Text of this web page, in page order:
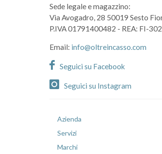
Sede legale e magazzino:
Via Avogadro, 28 50019 Sesto
P.IVA 01791400482 - REA: FI-
Email: info@oltreincasso.com
Seguici su Facebook
Seguici su Instagram
Azienda
Servizi
Marchi